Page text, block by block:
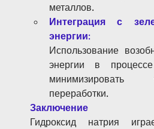
металлов.
Интеграция с
энергии:
Использование
энергии в
переработки.
Заключение
Гидроксид натрия